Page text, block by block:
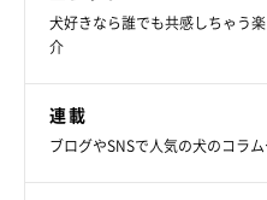
犬好きなら誰でも共感しちゃう
介
連載
ブログやSNSで人気の犬のコラ